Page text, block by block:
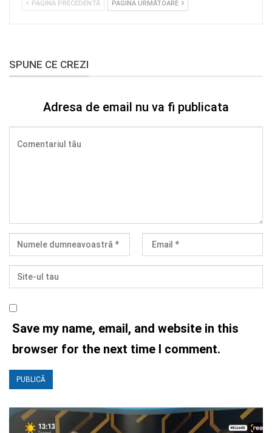
PAGINA PRECEDENTĂ PAGINA URMĂTOARE
SPUNE CE CREZI
Adresa de email nu va fi publicata
Save my name, email, and website in this
browser for the next time I comment.